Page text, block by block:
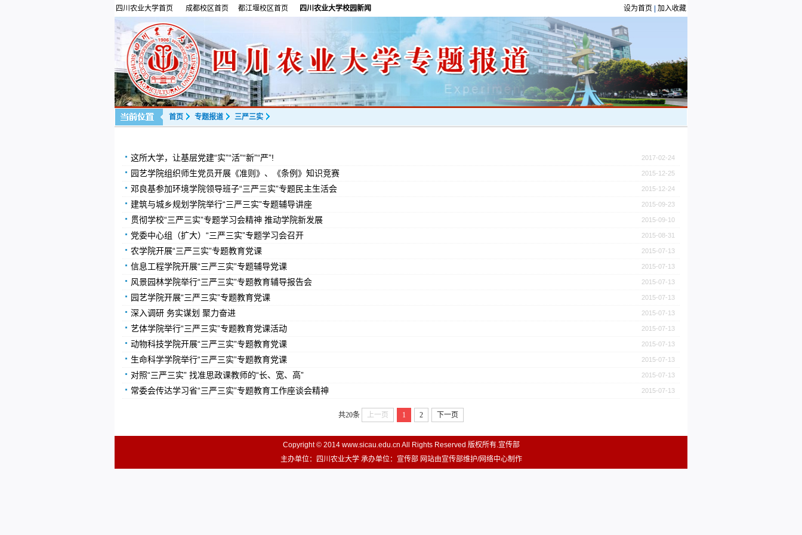
四川农业大学首页 成都校区首页 都江堰校区首页 四川农业大学校园新闻 设为首页 加入收藏
首页 专题报道 三严三实
2017-02-24
这所大学，让基层党建“实”“活”“新”“严”!
2015-12-25
园艺学院组织师生党员开展《准则》、《条例》知识竞赛
2015-12-24
邓良基参加环境学院领导班子“三严三实”专题民主生活会
2015-09-23
建筑与城乡规划学院举行“三严三实”专题辅导讲座
2015-09-10
贯彻学校“三严三实”专题学习会精神 推动学院新发展
2015-08-31
党委中心组（扩大）“三严三实”专题学习会召开
2015-07-13
农学院开展“三严三实”专题教育党课
2015-07-13
信息工程学院开展“三严三实”专题辅导党课
2015-07-13
风景园林学院举行“三严三实”专题教育辅导报告会
2015-07-13
园艺学院开展“三严三实”专题教育党课
2015-07-13
深入调研 务实谋划 聚力奋进
2015-07-13
艺体学院举行“三严三实”专题教育党课活动
2015-07-13
动物科技学院开展“三严三实”专题教育党课
2015-07-13
生命科学学院举行“三严三实”专题教育党课
2015-07-13
对照“三严三实” 找准思政课教师的“长、宽、高”
2015-07-13
常委会传达学习省“三严三实”专题教育工作座谈会精神
共20条 上一页 1 2 下一页
Copyright © 2014 www.sicau.edu.cn All Rights Reserved 版权所有.宣传部
主办单位：四川农业大学 承办单位：宣传部 网站由宣传部维护/网络中心制作